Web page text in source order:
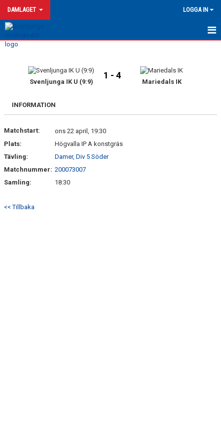
DAMLAGET LOGGA IN
HEM
NYHETER
MATCHER
BILDGALLERI
TRUPPEN
Svenljunga IK U (9:9)
1 - 4
Mariedals IK
INFORMATION
Matchstart:
ons 22 april, 19:30
Plats:
Högvalla IP A konstgräs
Tävling:
Damer, Div 5 Söder
Matchnummer: 200073007
Samling:
18:30
<< Tillbaka